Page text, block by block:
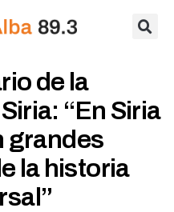
de la
“En Siria
grandes
la historia